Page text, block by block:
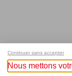
Continuer sans accepter
Nous mettons